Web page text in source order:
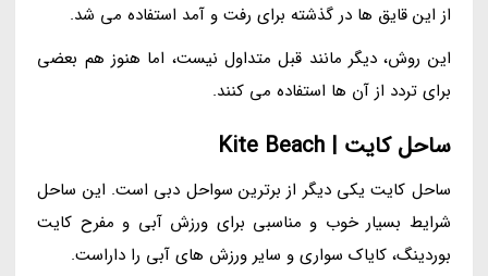
از این قایق ها در گذشته برای رفت و آمد استفاده می شد.
این روش، دیگر مانند قبل متداول نیست، اما هنوز هم بعضی
برای تردد از آن ها استفاده می کنند.
ساحل کایت | Kite Beach
ساحل کایت یکی دیگر از برترین سواحل دبی است. این ساحل
شرایط بسیار خوب و مناسبی برای ورزش آبی و مفرح کایت
بوردینگ، کایاک سواری و سایر ورزش های آبی را داراست.